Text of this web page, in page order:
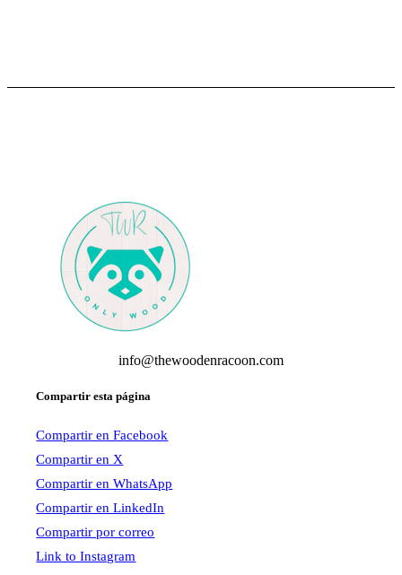
info@thewoodenracoon.com
Compartir esta página
Compartir en Facebook
Compartir en X
Compartir en WhatsApp
Compartir en LinkedIn
Compartir por correo
Link to Instagram